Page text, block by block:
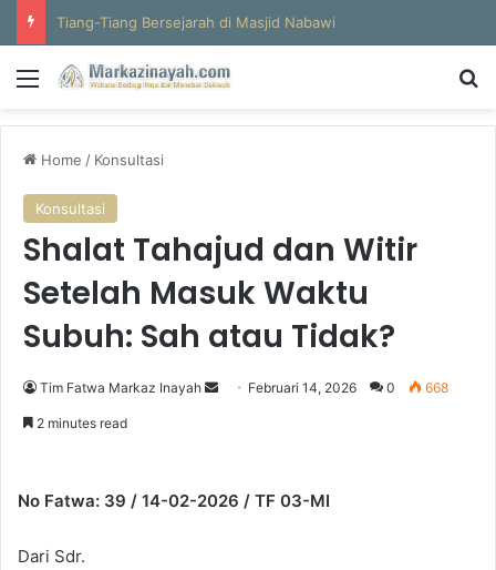
Al-Hajun
Menu
Home / Konsultasi
Konsultasi
Shalat Tahajud dan Witir
Setelah Masuk Waktu
Subuh: Sah atau Tidak?
Tim Fatwa Markaz Inayah
a
Februari 14, 2026 0 668
2 minutes read
No Fatwa: 39 / 14-02-2026 / TF 03-MI
Dari Sdr.